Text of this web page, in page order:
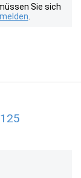
Sie sich